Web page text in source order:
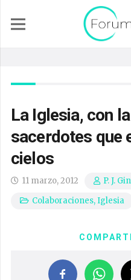
La Iglesia, con
sacerdotes que
cielos
11 marzo, 2012
P. J.
Colaboraciones,Iglesia